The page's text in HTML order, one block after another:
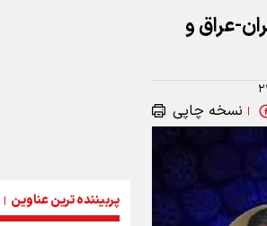
عراق و
| نسخه چاپی
پربیننده ترین عناوین |